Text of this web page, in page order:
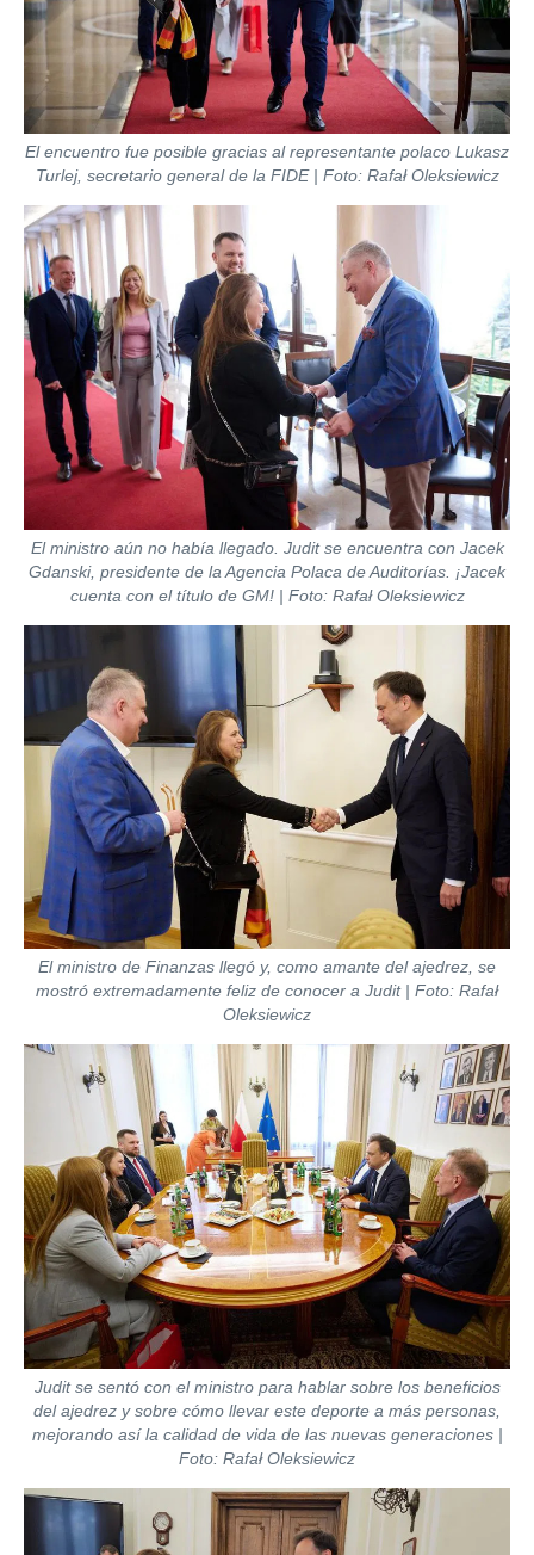
El encuentro fue posible gracias al representante polaco Lukasz
Turlej, secretario general de la FIDE | Foto: Rafał Oleksiewicz
El ministro aún no había llegado. Judit se encuentra con Jacek
Gdanski, presidente de la Agencia Polaca de Auditorías. ¡Jacek
cuenta con el título de GM! | Foto: Rafał Oleksiewicz
El ministro de Finanzas llegó y, como amante del ajedrez, se
mostró extremadamente feliz de conocer a Judit | Foto: Rafał
Oleksiewicz
Judit se sentó con el ministro para hablar sobre los beneficios
del ajedrez y sobre cómo llevar este deporte a más personas,
mejorando así la calidad de vida de las nuevas generaciones |
Foto: Rafał Oleksiewicz